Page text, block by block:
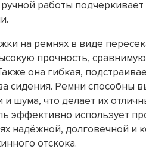
работы подчеркивает
на ремнях в виде
прочность,
она гибкая,
сидения. Ремни способны
шума, что делает их
эффективно использует
надёжной, долговечной и
отскока.